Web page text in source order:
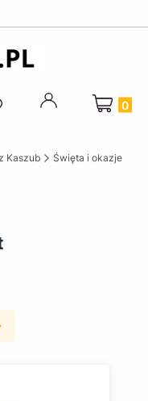
Produkty
Kaszub Święta i okazje
produkty